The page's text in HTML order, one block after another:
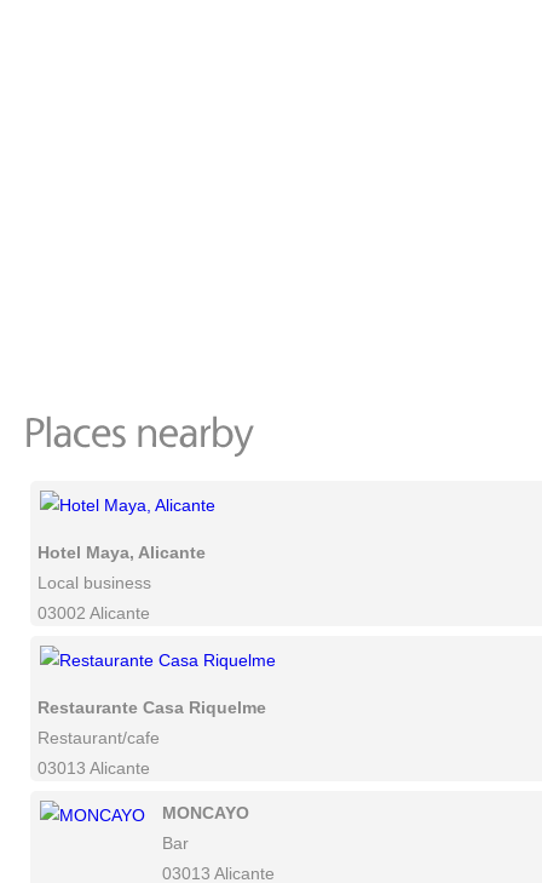
Hotel Maya, Alicante
Local business
03002 Alicante
Restaurante Casa Riquelme
Restaurant/cafe
03013 Alicante
MONCAYO
Bar
03013 Alicante